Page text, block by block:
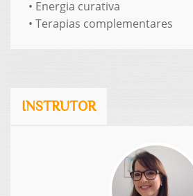
• Energia curativa
• Terapias complementares
INSTRUTOR